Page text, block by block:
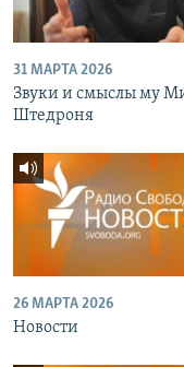
31 МАРТА 2026
Звуки и смыслы му
Штедроня
26 МАРТА 2026
Новости